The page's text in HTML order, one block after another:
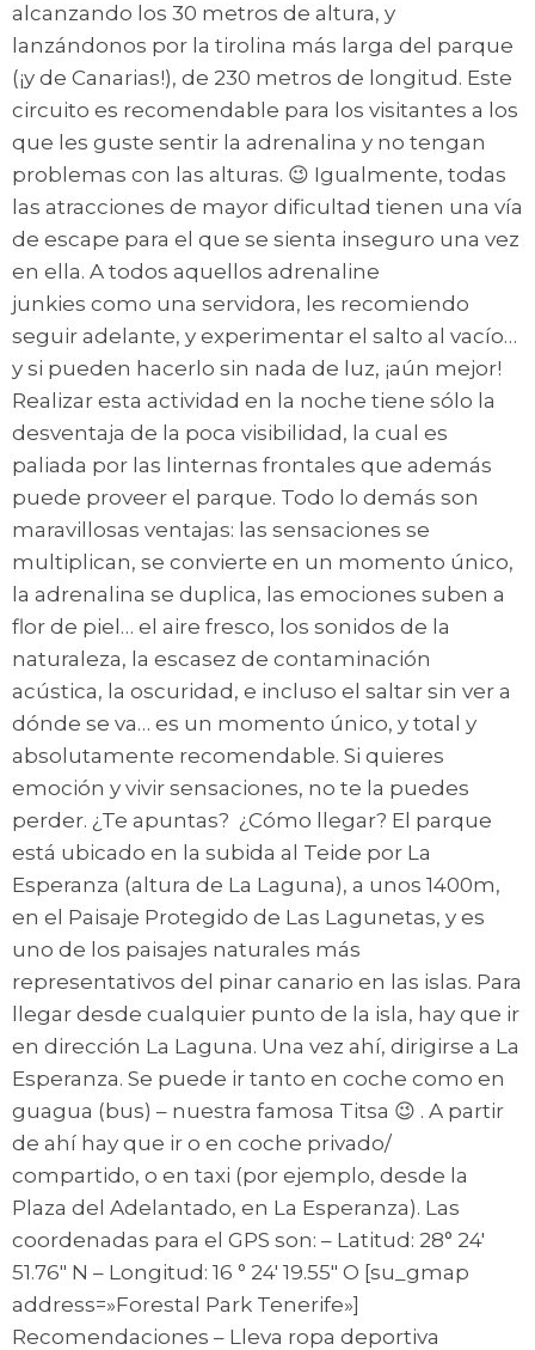
alcanzando los 30 metros de altura, y
lanzándonos por la tirolina más larga del parque
(¡y de Canarias!), de 230 metros de longitud. Este
circuito es recomendable para los visitantes a los
que les guste sentir la adrenalina y no tengan
problemas con las alturas. 😉 Igualmente, todas
las atracciones de mayor dificultad tienen una vía
de escape para el que se sienta inseguro una vez
en ella. A todos aquellos adrenaline
junkies como una servidora, les recomiendo
seguir adelante, y experimentar el salto al vacío…
y si pueden hacerlo sin nada de luz, ¡aún mejor!
Realizar esta actividad en la noche tiene sólo la
desventaja de la poca visibilidad, la cual es
paliada por las linternas frontales que además
puede proveer el parque. Todo lo demás son
maravillosas ventajas: las sensaciones se
multiplican, se convierte en un momento único,
la adrenalina se duplica, las emociones suben a
flor de piel… el aire fresco, los sonidos de la
naturaleza, la escasez de contaminación
acústica, la oscuridad, e incluso el saltar sin ver a
dónde se va… es un momento único, y total y
absolutamente recomendable. Si quieres
emoción y vivir sensaciones, no te la puedes
perder. ¿Te apuntas? ¿Cómo llegar? El parque
está ubicado en la subida al Teide por La
Esperanza (altura de La Laguna), a unos 1400m,
en el Paisaje Protegido de Las Lagunetas, y es
uno de los paisajes naturales más
representativos del pinar canario en las islas. Para
llegar desde cualquier punto de la isla, hay que ir
en dirección La Laguna. Una vez ahí, dirigirse a La
Esperanza. Se puede ir tanto en coche como en
guagua (bus) – nuestra famosa Titsa 😉 . A partir
de ahí hay que ir o en coche privado/
compartido, o en taxi (por ejemplo, desde la
Plaza del Adelantado, en La Esperanza). Las
coordenadas para el GPS son: – Latitud: 28° 24′
51.76″ N – Longitud: 16 ° 24′ 19.55″ O [su_gmap
address=»Forestal Park Tenerife»]
Recomendaciones – Lleva ropa deportiva